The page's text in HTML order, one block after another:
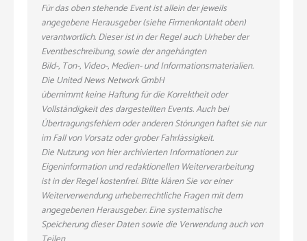
Für das oben stehende Event ist allein der jeweils
angegebene Herausgeber (siehe Firmenkontakt oben)
verantwortlich. Dieser ist in der Regel auch Urheber der
Eventbeschreibung, sowie der angehängten
Bild-, Ton-, Video-, Medien- und Informationsmaterialien.
Die United News Network GmbH
übernimmt keine Haftung für die Korrektheit oder
Vollständigkeit des dargestellten Events. Auch bei
Übertragungsfehlern oder anderen Störungen haftet sie nur
im Fall von Vorsatz oder grober Fahrlässigkeit.
Die Nutzung von hier archivierten Informationen zur
Eigeninformation und redaktionellen Weiterverarbeitung
ist in der Regel kostenfrei. Bitte klären Sie vor einer
Weiterverwendung urheberrechtliche Fragen mit dem
angegebenen Herausgeber. Eine systematische
Speicherung dieser Daten sowie die Verwendung auch von